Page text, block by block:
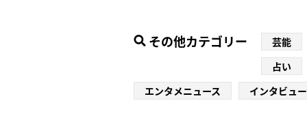
その他カテゴリー
芸能
占い
エンタメニュース
インタビュー